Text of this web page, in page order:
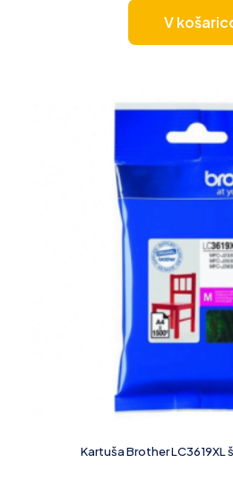
V
Kartuša Brother LC3619XL